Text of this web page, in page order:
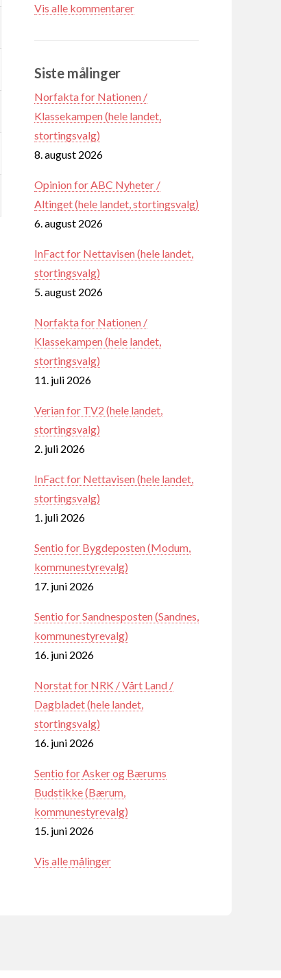
Vis alle kommentarer
Siste målinger
Norfakta for Nationen /
Klassekampen (hele landet,
stortingsvalg)
8. august 2026
Opinion for ABC Nyheter /
Altinget (hele landet, stortingsvalg)
6. august 2026
InFact for Nettavisen (hele landet,
stortingsvalg)
5. august 2026
Norfakta for Nationen /
Klassekampen (hele landet,
stortingsvalg)
11. juli 2026
Verian for TV2 (hele landet,
stortingsvalg)
2. juli 2026
InFact for Nettavisen (hele landet,
stortingsvalg)
1. juli 2026
Sentio for Bygdeposten (Modum,
kommunestyrevalg)
17. juni 2026
Sentio for Sandnesposten (Sandnes,
kommunestyrevalg)
16. juni 2026
Norstat for NRK / Vårt Land /
Dagbladet (hele landet,
stortingsvalg)
16. juni 2026
Sentio for Asker og Bærums
Budstikke (Bærum,
kommunestyrevalg)
15. juni 2026
Vis alle målinger